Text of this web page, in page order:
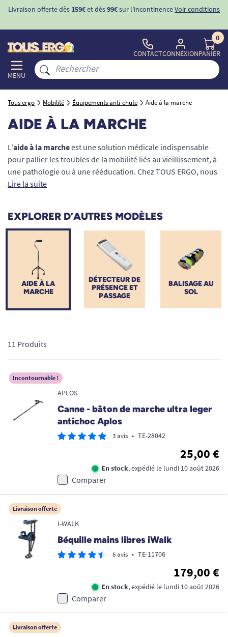
Livraison offerte dès 159€et dès99€sur l'incontinenceVoir conditions
MENU
CONTACTCONNEXION
0
PANIER
Tous ergo Mobilité Équipements anti-chute Aide à la marche
AIDE À LA MARCHE
L'aide à la marcheest une solution médicale indispensable
pour pallier les troubles de la mobilité liés au vieillissement, à
une pathologie ou à une rééducation. Chez TOUS ERGO, nous
proposons des dispositifs fiables pour sécuriser vos
(rollator) ou un
fixe, chaque produit est conçu pour prévenir les chutes et
soulager vos articulations. Retrouvez votre autonomie et
déambulez en toute confiance à domicile comme à l'extérieur.
Lire la suite
EXPLORER D’AUTRES MODÈLES
DÉTECTEUR DE
PRÉSENCE ET
PASSAGE
BALISAGE AU
SOL
AIDE À LA
MARCHE
11 Produits
Incontournable !
APLOS
Canne - bâton de marche ultra leger
antichoc Aplos
3 avis • TE-28042
25,00 €
En stock, expédié le lundi 10 août 2026
Comparer
Livraison offerte
I-WALK
Béquille mains libres iWalk
6 avis • TE-11706
179,00 €
En stock, expédié le lundi 10 août 2026
Comparer
Livraison offerte